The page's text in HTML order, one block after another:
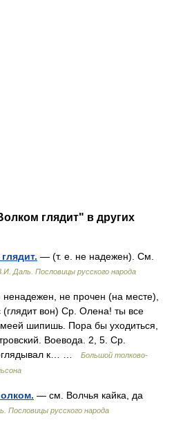
глядит" в других
— (т. е. не надежен). См.
Даль. Пословицы русского народа
не прочен (на месте),
(глядит вон) Ср. Олена! ты все
шипишь. Пора бы уходиться,
Воевода. 2, 5. Ср.
к… …
Большой толково-
— см. Волчья кайка, да
Пословицы русского народа